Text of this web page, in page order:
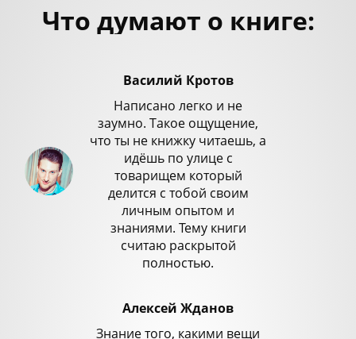
Что думают о книге:
Василий Кротов
Написано легко и не
заумно. Такое ощущение,
что ты не книжку читаешь, а
идёшь по улице с
товарищем который
делится с тобой своим
личным опытом и
знаниями. Тему книги
считаю раскрытой
полностью.
Алексей Жданов
Знание того, какими вещи